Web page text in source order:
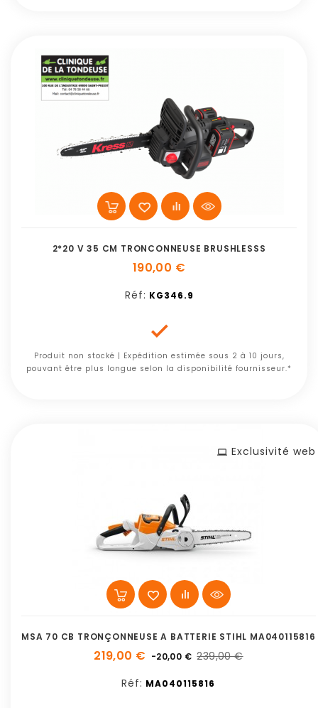
2*20 V 35 CM TRONCONNEUSE BRUSHLESSS
190,00 €
Réf: KG346.9

Produit non stocké | Expédition estimée sous 2 à 10 jours,
pouvant être plus longue selon la disponibilité fournisseur.*
Exclusivité web
MSA 70 CB TRONÇONNEUSE A BATTERIE STIHL MA040115816
219,00 € -20,00 € 239,00 €
Réf: MA040115816